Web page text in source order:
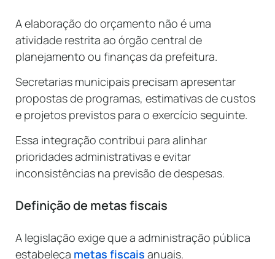
A elaboração do orçamento não é uma
atividade restrita ao órgão central de
planejamento ou finanças da prefeitura.
Secretarias municipais precisam apresentar
propostas de programas, estimativas de custos
e projetos previstos para o exercício seguinte.
Essa integração contribui para alinhar
prioridades administrativas e evitar
inconsistências na previsão de despesas.
Definição de metas fiscais
A legislação exige que a administração pública
estabeleça metas fiscais anuais.